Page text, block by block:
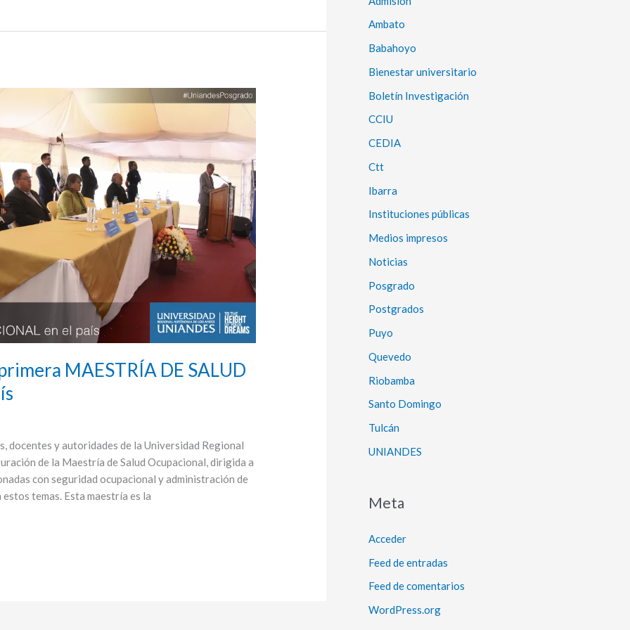
MAESTRÍA DE SALUD
docentes y autoridades de la Universidad Regional
de la Maestría de Salud Ocupacional, dirigida a
con seguridad ocupacional y administración de
temas. Esta maestría es la
Ambato
Babahoyo
Bienestar universitario
Boletín Investigación
CCIU
CEDIA
Ctt
Ibarra
Instituciones públicas
Medios impresos
Noticias
Posgrado
Postgrados
Puyo
Quevedo
Riobamba
Santo Domingo
Tulcán
UNIANDES
Meta
Acceder
Feed de entradas
Feed de comentarios
WordPress.org